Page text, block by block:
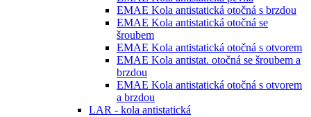
EMAE Kola antistatická otočná s brzdou
EMAE Kola antistatická otočná se
šroubem
EMAE Kola antistatická otočná s otvorem
EMAE Kola antistat. otočná se šroubem a
brzdou
EMAE Kola antistatická otočná s otvorem
a brzdou
LAR - kola antistatická